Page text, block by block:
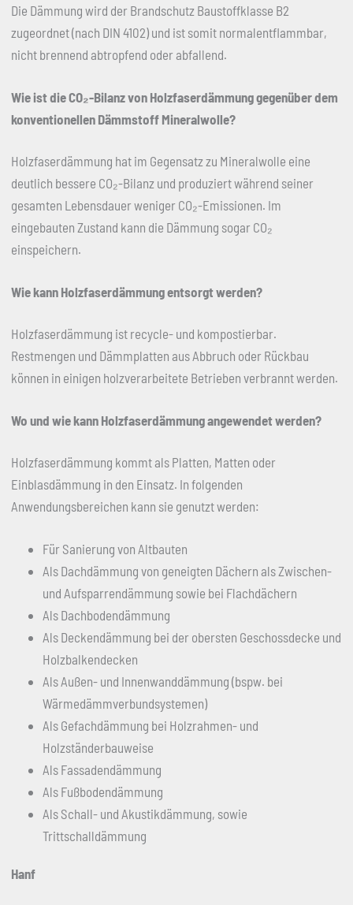
Die Dämmung wird der Brandschutz Baustoffklasse B2
zugeordnet (nach DIN 4102) und ist somit normalentflammbar,
nicht brennend abtropfend oder abfallend.
Wie ist die CO₂-Bilanz von Holzfaserdämmung gegenüber dem
konventionellen Dämmstoff Mineralwolle?
Holzfaserdämmung hat im Gegensatz zu Mineralwolle eine
deutlich bessere CO₂-Bilanz und produziert während seiner
gesamten Lebensdauer weniger CO₂-Emissionen. Im
eingebauten Zustand kann die Dämmung sogar CO₂
einspeichern.
Wie kann Holzfaserdämmung entsorgt werden?
Holzfaserdämmung ist recycle- und kompostierbar.
Restmengen und Dämmplatten aus Abbruch oder Rückbau
können in einigen holzverarbeitete Betrieben verbrannt werden.
Wo und wie kann Holzfaserdämmung angewendet werden?
Holzfaserdämmung kommt als Platten, Matten oder
Einblasdämmung in den Einsatz. In folgenden
Anwendungsbereichen kann sie genutzt werden:
Für Sanierung von Altbauten
Als Dachdämmung von geneigten Dächern als Zwischen-
und Aufsparrendämmung sowie bei Flachdächern
Als Dachbodendämmung
Als Deckendämmung bei der obersten Geschossdecke und
Holzbalkendecken
Als Außen- und Innenwanddämmung (bspw. bei
Wärmedämmverbundsystemen)
Als Gefachdämmung bei Holzrahmen- und
Holzständerbauweise
Als Fassadendämmung
Als Fußbodendämmung
Als Schall- und Akustikdämmung, sowie
Trittschalldämmung
Hanf